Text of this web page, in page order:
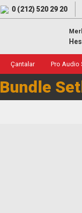
0 (212) 520 29 20
Çantalar Pro Audio
Bundle